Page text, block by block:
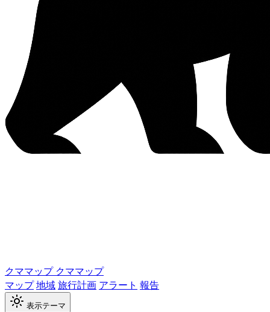
クママップ クママップ
マップ地域旅行計画 アラート 報告
表示テーマ